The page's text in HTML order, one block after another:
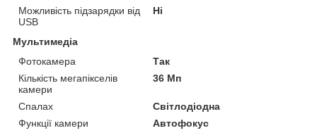
Можливість підзарядки від
USB
Ні
Мультимедіа
Фотокамера
Так
Кількість мегапікселів
камери
36 Мп
Спалах
Світлодіодна
Функції камери
Автофокус